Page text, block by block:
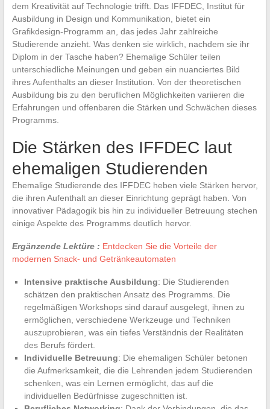
dem Kreativität auf Technologie trifft. Das IFFDEC, Institut für
Ausbildung in Design und Kommunikation, bietet ein
Grafikdesign-Programm an, das jedes Jahr zahlreiche
Studierende anzieht. Was denken sie wirklich, nachdem sie ihr
Diplom in der Tasche haben? Ehemalige Schüler teilen
unterschiedliche Meinungen und geben ein nuanciertes Bild
ihres Aufenthalts an dieser Institution. Von der theoretischen
Ausbildung bis zu den beruflichen Möglichkeiten variieren die
Erfahrungen und offenbaren die Stärken und Schwächen dieses
Programms.
Die Stärken des IFFDEC laut
ehemaligen Studierenden
Ehemalige Studierende des IFFDEC heben viele Stärken hervor,
die ihren Aufenthalt an dieser Einrichtung geprägt haben. Von
innovativer Pädagogik bis hin zu individueller Betreuung stechen
einige Aspekte des Programms deutlich hervor.
Ergänzende Lektüre : Entdecken Sie die Vorteile der
modernen Snack- und Getränkeautomaten
Intensive praktische Ausbildung: Die Studierenden
schätzen den praktischen Ansatz des Programms. Die
regelmäßigen Workshops sind darauf ausgelegt, ihnen zu
ermöglichen, verschiedene Werkzeuge und Techniken
auszuprobieren, was ein tiefes Verständnis der Realitäten
des Berufs fördert.
Individuelle Betreuung: Die ehemaligen Schüler betonen
die Aufmerksamkeit, die die Lehrenden jedem Studierenden
schenken, was ein Lernen ermöglicht, das auf die
individuellen Bedürfnisse zugeschnitten ist.